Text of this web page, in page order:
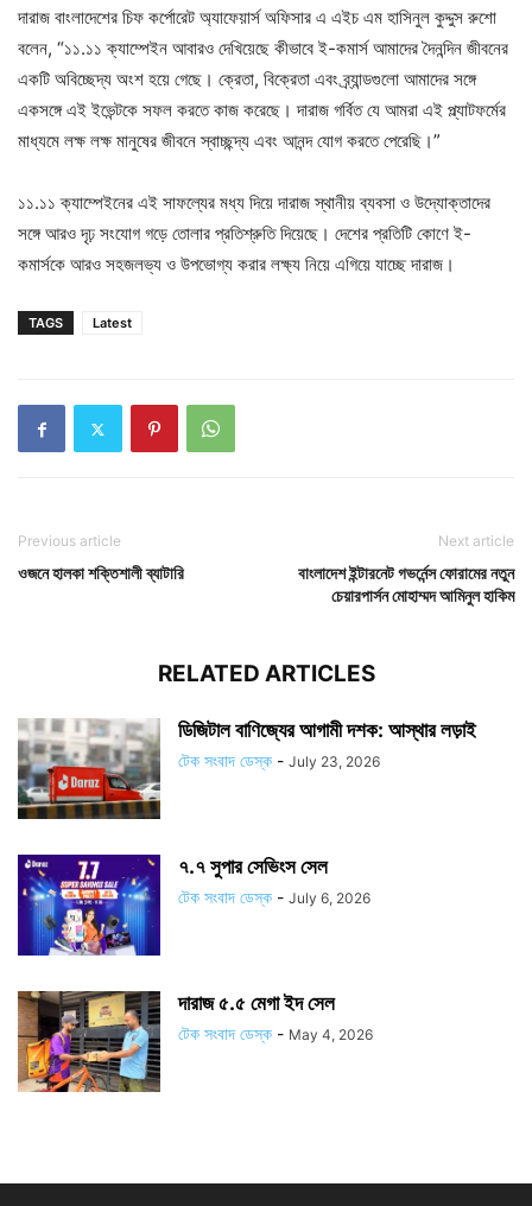
দারাজ বাংলাদেশের চিফ কর্পোরেট অ্যাফেয়ার্স অফিসার এ এইচ এম হাসিনুল কুদ্দুস রুশো
বলেন, “১১.১১ ক্যাম্পেইন আবারও দেখিয়েছে কীভাবে ই-কমার্স আমাদের দৈনন্দিন জীবনের
একটি অবিচ্ছেদ্য অংশ হয়ে গেছে। ক্রেতা, বিক্রেতা এবং ব্র্যান্ডগুলো আমাদের সঙ্গে
একসঙ্গে এই ইভেন্টকে সফল করতে কাজ করেছে। দারাজ গর্বিত যে আমরা এই প্ল্যাটফর্মের
মাধ্যমে লক্ষ লক্ষ মানুষের জীবনে স্বাচ্ছন্দ্য এবং আনন্দ যোগ করতে পেরেছি।”
১১.১১ ক্যাম্পেইনের এই সাফল্যের মধ্য দিয়ে দারাজ স্থানীয় ব্যবসা ও উদ্যোক্তাদের
সঙ্গে আরও দৃঢ় সংযোগ গড়ে তোলার প্রতিশ্রুতি দিয়েছে। দেশের প্রতিটি কোণে ই-
কমার্সকে আরও সহজলভ্য ও উপভোগ্য করার লক্ষ্য নিয়ে এগিয়ে যাচ্ছে দারাজ।
TAGS Latest
Previous article
ওজনে হালকা শক্তিশালী ব্যাটারি
Next article
বাংলাদেশ ইন্টারনেট গভর্নেন্স ফোরামের নতুন
চেয়ারপার্সন মোহাম্মদ আমিনুল হাকিম
RELATED ARTICLES
ডিজিটাল বাণিজ্যের আগামী দশক: আস্থার লড়াই
টেক সংবাদ ডেস্ক - July 23, 2026
৭.৭ সুপার সেভিংস সেল
টেক সংবাদ ডেস্ক - July 6, 2026
দারাজ ৫.৫ মেগা ইদ সেল
টেক সংবাদ ডেস্ক - May 4, 2026